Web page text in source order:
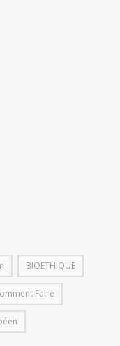
BIOETHIQUE
Faire